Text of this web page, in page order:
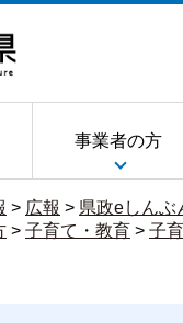
事業者の方
> 広報 > 県政eしんぶ
> 子育て・教育 > 子